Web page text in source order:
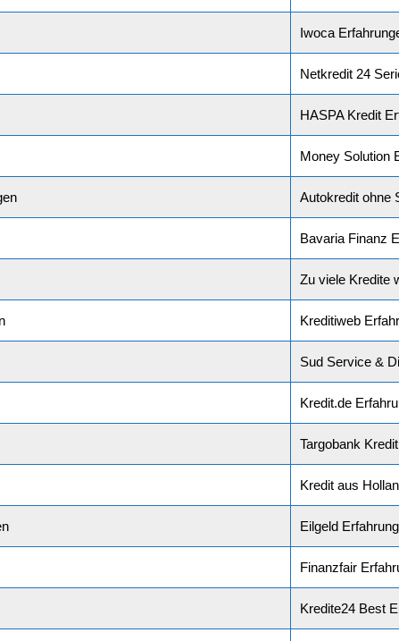
Iwoca
Netkredit 24
HASPA Kredit
Money Solution
Autokredit ohne
Bavaria Finanz
Zu viele Kredite
Kreditiweb
Sud Service &
Kredit.de
Targobank
Kredit aus
Eilgeld
Finanzfair
Kredite24 Best